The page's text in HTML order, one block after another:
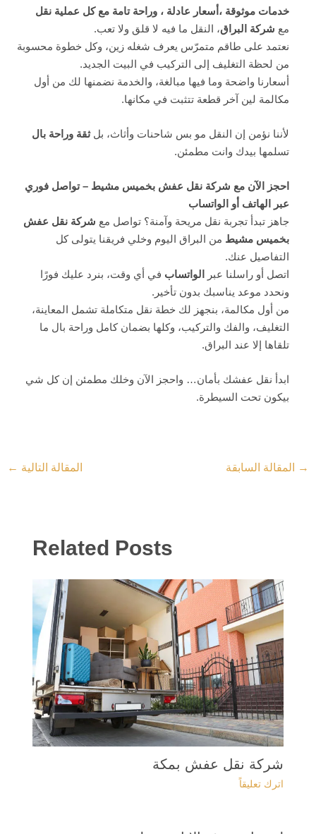
خدمات موثوقة ،أسعار عادلة ، وراحة تامة مع كل عملية نقل
مع شركة البراق، النقل ما فيه لا قلق ولا تعب.
نعتمد على طاقم متمرّس يعرف شغله زين، وكل خطوة محسوبة
من لحظة التغليف إلى التركيب في البيت الجديد.
أسعارنا واضحة وما فيها مبالغة، والخدمة نضمنها لك من أول
مكالمة لين آخر قطعة تتثبت في مكانها.
لأننا نؤمن إن النقل مو بس شاحنات وأثاث، بلثقة وراحة بال
تسلمها بيدك وانت مطمئن.
احجز الآن مع شركة نقل عفش بخميس مشيط – تواصل فوري
عبر الهاتف أو الواتساب
جاهز تبدأ تجربة نقل مريحة وآمنة؟ تواصل مع شركة نقل عفش
بخميس مشيط من البراق اليوم وخلي فريقنا يتولى كل
التفاصيل عنك.
اتصل أو راسلنا عبر
الواتساب في أي وقت، بنرد عليك فورًا
ونحدد موعد يناسبك بدون تأخير.
من أول مكالمة، بنجهز لك خطة نقل متكاملة تشمل المعاينة،
التغليف، والفك والتركيب، وكلها بضمان كامل وراحة بال ما
تلقاها إلا عند البراق.
ابدأ نقل عفشك بأمان… واحجز الآن وخلك مطمئن إن كل شي
بيكون تحت السيطرة.
→ المقالة السابقة المقالة التالية ←
Related Posts
شركة نقل عفش بمكة
اترك تعليقاً